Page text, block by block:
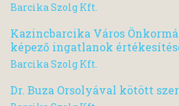
Barcika Szolg Kft.
Kazincbarcika Város
képező ingatlanok
Barcika Szolg Kft.
Dr. Buza Orsolyával kötött